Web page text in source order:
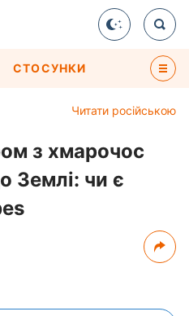
СТОСУНКИ
Читати російською
з хмарочос
Землі: чи є